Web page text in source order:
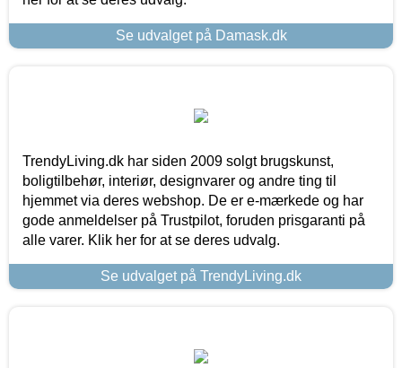
Se udvalget på Damask.dk
TrendyLiving.dk har siden 2009 solgt brugskunst,
boligtilbehør, interiør, designvarer og andre ting til
hjemmet via deres webshop. De er e-mærkede og har
gode anmeldelser på Trustpilot, foruden prisgaranti på
alle varer. Klik her for at se deres udvalg.
Se udvalget på TrendyLiving.dk